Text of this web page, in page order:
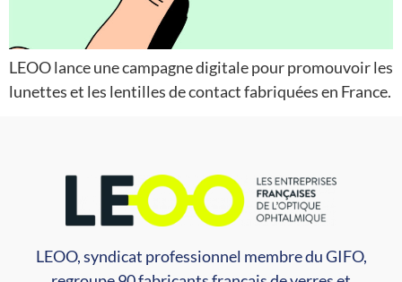
LEOO lance une campagne digitale pour promouvoir les
lunettes et les lentilles de contact fabriquées en France.
LEOO, syndicat professionnel membre du GIFO,